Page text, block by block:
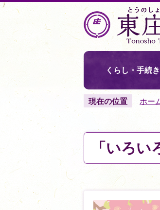
くらし・手続き
現在の位置 ホー
「いろい